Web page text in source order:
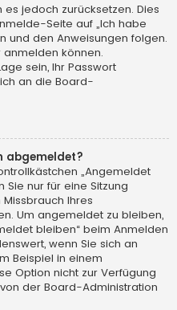
jedoch zurücksetzen. Dies
Seite auf „Ich habe
und den Anweisungen folgen.
anmelden können.
sein, Ihr Passwort
an die Board-
abgemeldet?
„Angemeldet
Sie nur für eine Sitzung
Ihres
Um angemeldet zu bleiben,
bleiben“ beim Anmelden
wenn Sie sich an
Beispiel in einem
Option nicht zur Verfügung
der Board-Administration